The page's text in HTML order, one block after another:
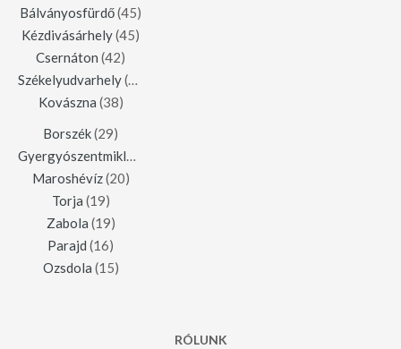
Bálványosfürdő(45)
Kézdivásárhely(45)
Csernáton (42)
Székelyudvarhely(42)
Kovászna (38)
Borszék(29)
Gyergyószentmiklós
Maroshévíz(20)
Torja (19)
Zabola (19)
Parajd (16)
Ozsdola (15)
RÓLUNK